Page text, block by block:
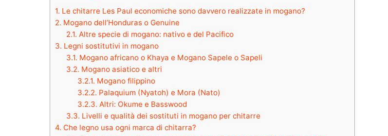
1. Le chitarre Les Paul economiche sono davvero realizzate in mogano?
2. Mogano dell’Honduras o Genuine
2.1. Altre specie di mogano: nativo e del Pacifico
3. Legni sostitutivi in ​​mogano
3.1. Mogano africano o Khaya e Mogano Sapele o Sapeli
3.2. Mogano asiatico e altri
3.2.1. Mogano filippino
3.2.2. Palaquium (Nyatoh) e Mora (Nato)
3.2.3. Altri: Okume e Basswood
3.3. Livelli e qualità dei sostituti in mogano per chitarre
4. Che legno usa ogni marca di chitarra?